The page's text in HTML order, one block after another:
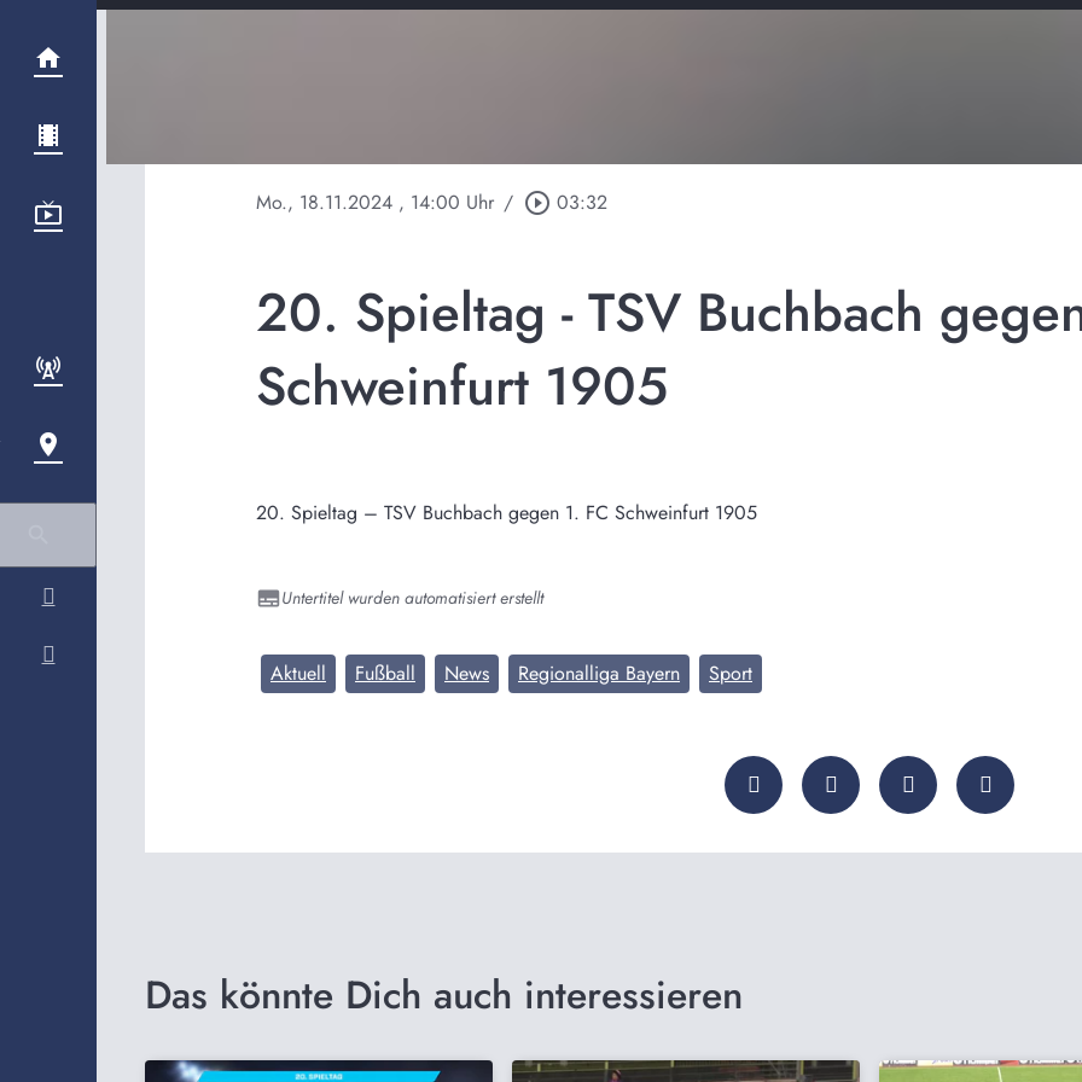
Mo., 18.11.2024 , 14:00 Uhr / play_circle_outline 03:32
20. Spieltag - TSV Buchbach
Schweinfurt 1905
20. Spieltag – TSV Buchbach gegen 1. FC Schweinfurt 1905
Untertitel wurden automatisiert erstellt
Aktuell Fußball News Regionalliga Bayern Sport
Das könnte Dich auch interessieren